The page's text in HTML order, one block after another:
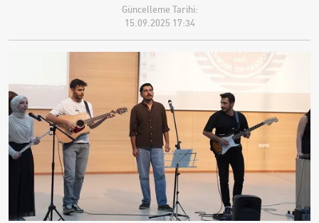
Güncelleme Tarihi:
15.09.2025 17:34